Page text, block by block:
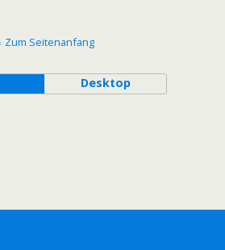
Zum Seitenanfang
Desktop